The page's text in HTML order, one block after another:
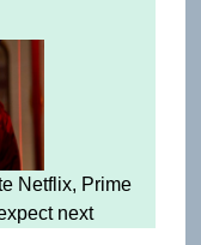
Netflix, Prime
next